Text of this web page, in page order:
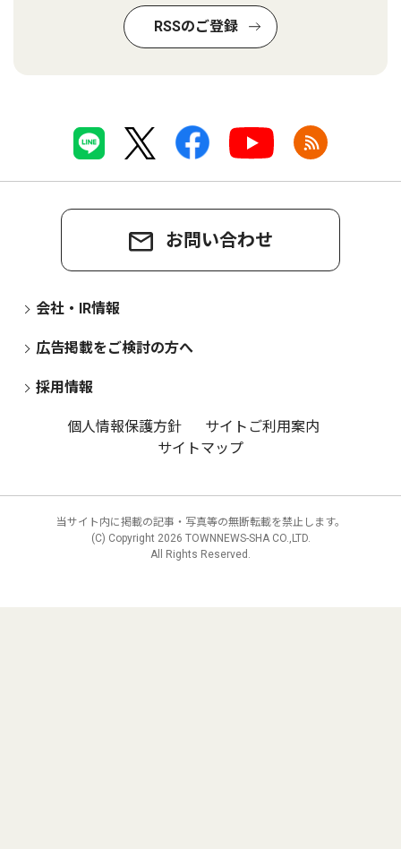
RSSのご登録
お問い合わせ
会社・IR情報
広告掲載をご検討の方へ
採用情報
個人情報保護方針
サイトご利用案内
サイトマップ
当サイト内に掲載の記事・写真等の無断転載を禁止します。
(C) Copyright 2026 TOWNNEWS-SHA CO.,LTD.
All Rights Reserved.